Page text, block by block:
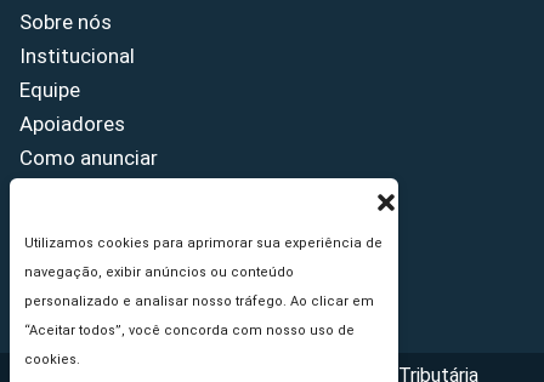
Utilizamos cookies para aprimorar sua experiência de
navegação, exibir anúncios ou conteúdo
personalizado e analisar nosso tráfego. Ao clicar em
“Aceitar todos”, você concorda com nosso uso de
cookies.
Sobre nós
Institucional
Equipe
Apoiadores
Como anunciar
Princípios Editoriais
Copyright © 2026 - Portal da Reforma Tributária